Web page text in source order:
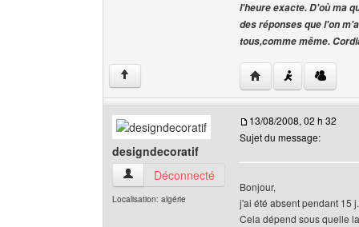
l'heure exacte. D'où ma
des réponses que l'on
tous,comme même.
↑ Visiter le site web
designdecoratif
designdecoratif Voir le profil de l'utilisateur
Déconnecté
Localisation: algérie
13/08/2008, 02 h 32
Sujet du message:
Bonjour,
j'ai été absent pendant 15 j.
Cela dépend sous quelle